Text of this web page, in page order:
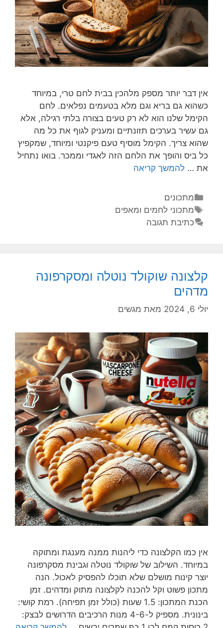
אין דבר יותר מספק מלהכין בבית לחם טרי, במיוחד
כשהוא גם בריא וגם מלא בטעמים נפלאים. לחם
הקימל שלנו הוא לא רק טעים בצורה בלתי רגילה, אלא
גם עשיר בערכים תזונתיים ומעניק לגוף את כל מה
שהוא צריך. הקימל מוסיף טעם פיקנטי ומיוחד, שמקפיץ
כל ביס והופך את הלחם הזה לאגדי וממכר. בואו נתחיל
את … להמשך קריאה
מתכונים
מתכוני לחמים ומאפים
כתיבת תגובה
קלצונה שוקולד נוטלה ומסקרפונה
מדהים
יולי 6, 2024 מאת מגשים
אין כמו הקלצונה כדי ליהנות ממנה מענגת ומתוקה
במיוחד. השילוב של שוקולד נוטלה וגבינת מסקרפונה
יוצר קינוח מושלם שלא תוכלו להפסיק לאכול. הנה
מתכון פשוט וקל להכנה לקלצונה מתוק ומדהים. זמן
הכנת המתכון: 1.5 שעות (כולל זמן תפיחה). רמת קושי:
בינונית. מספיק ל-4-6 מנות הרכיבים הדרושים לבצק: